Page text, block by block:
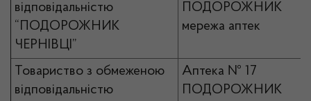
відповідальністю
“ПОДОРОЖНИК
ЧЕРНІВЦІ”
ПОДОРОЖНИК
мережа аптек
Товариство з обмеженою
відповідальністю
Аптека № 17
ПОДОРОЖНИК